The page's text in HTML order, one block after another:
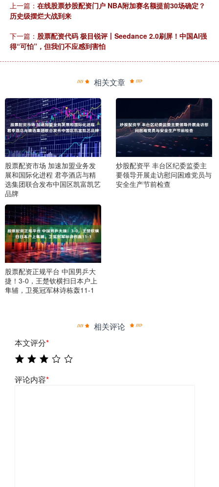
上一篇： 在线股票炒股配资门户 NBA附加赛名额提前30场确定？
历史级摆烂大战到来
下一篇： 股票配资代码 极目锐评丨Seedance 2.0刷屏！中国AI强
得“可怕”，但我们不应感到害怕
相关文章
股票配资市场 加速加盟业务发
展和国际化进程 君亭酒店与精
选集团联合发布中国区凯富凯艺
品牌
炒股配资平 丰台区纪委监委主
要领导开展走访慰问困难党员与
安全生产节前检查
股票配资正规平台 中国男乒大
捷！3-0，王楚钦横扫日本户上
隼辅，卫冕冠军林诗栋轰11-1
相关评论
本文评分*
评论内容*